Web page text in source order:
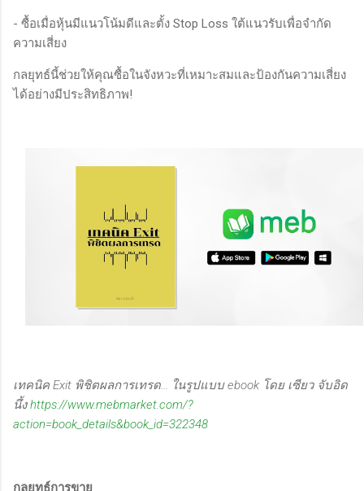
- ซื้อเมื่อหุ้นมีแนวโน้มดีและตั้ง Stop Loss ใต้แนวรับเพื่อจำกัด
ความเสี่ยง
กลยุทธ์นี้ช่วยให้คุณซื้อในจังหวะที่เหมาะสมและป้องกันความเสี่ยง
ได้อย่างมีประสิทธิภาพ!
เทคนิค Exit พิชิตผลการเทรด... ในรูปแบบ ebook โดย เซียว จับอิด
นึ้งhttps://www.mebmarket.com/?
action=book_details&book_id=322348
กลยุทธ์การขาย